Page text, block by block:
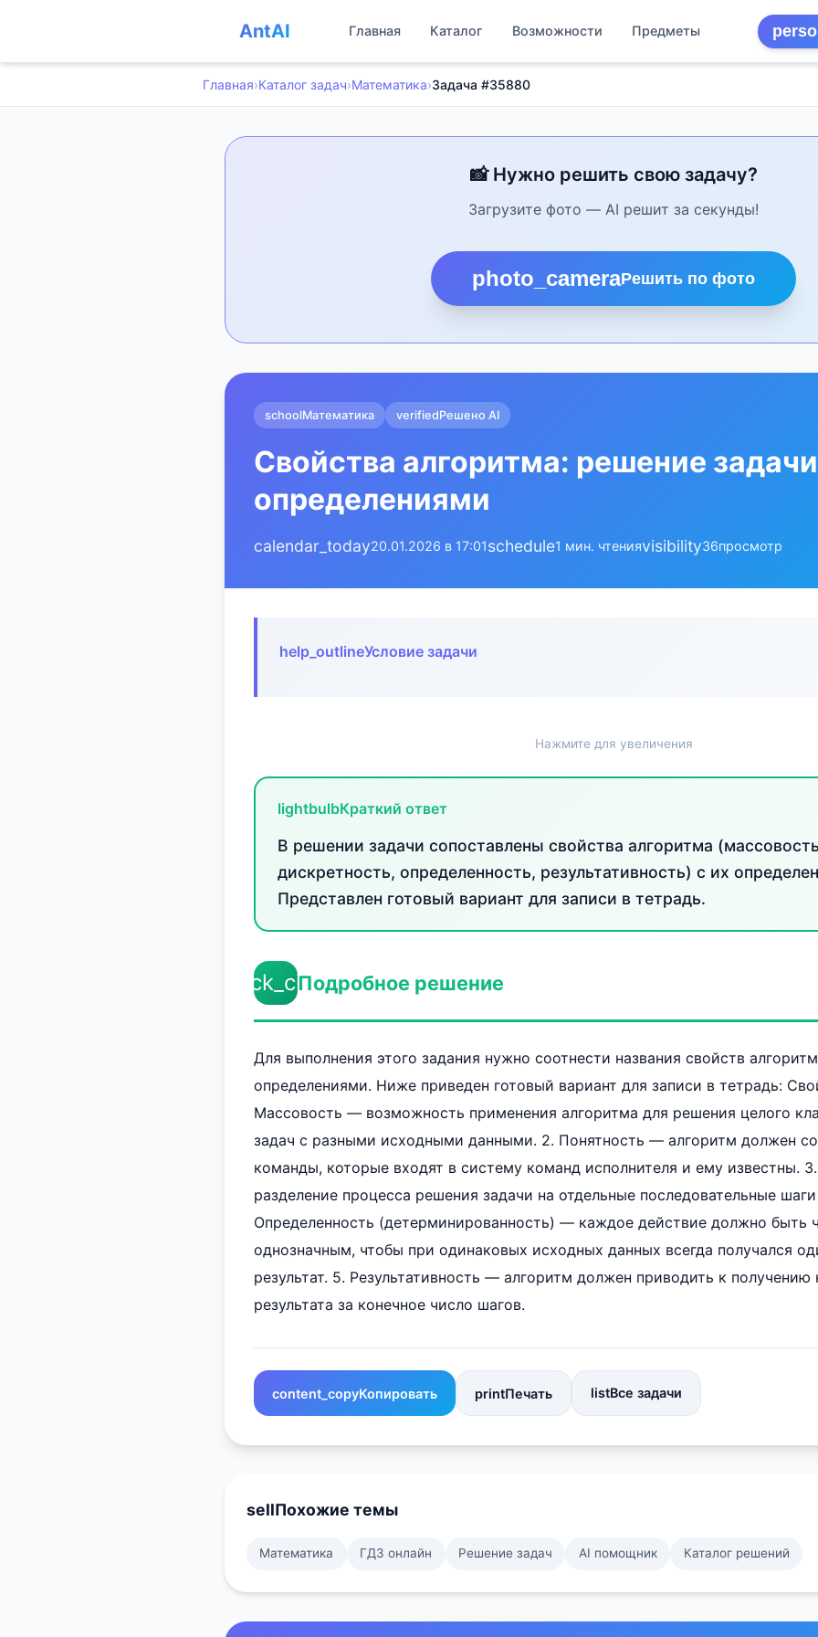
AntAI Главная Каталог Возможности Предметы
Главная›Каталог задач›Математика›Задача #35880
📸 Нужно решить свою задачу?
Загрузите фото — AI решит за секунды!
photo_cameraРешить по фото
schoolМатематика verifiedРешено AI
Свойства алгоритма: решение
определениями
calendar_today20.01.2026 в 17:01schedule1 мин. чтенияvisibility36просмотр
help_outlineУсловие задачи
Нажмите для увеличения
lightbulbКраткий ответ
В решении задачи сопоставлены свойства алгоритма
дискретность, определенность, результативность) с их
Представлен готовый вариант для записи в тетрадь.
check_circleПодробное решение
Для выполнения этого задания нужно соотнести названия свойств
определениями. Ниже приведен готовый вариант для записи в тетрадь:
Массовость — возможность применения алгоритма для решения целого
задач с разными исходными данными. 2. Понятность — алгоритм должен
команды, которые входят в систему команд исполнителя и ему известны.
разделение процесса решения задачи на отдельные последовательные
Определенность (детерминированность) — каждое действие должно быть
однозначным, чтобы при одинаковых исходных данных всегда получался
результат. 5. Результативность — алгоритм должен приводить к получению
результата за конечное число шагов.
content_copyКопировать printПечать listВсе задачи
sellПохожие темы
Математика ГДЗ онлайн Решение задач AI помощник Каталог решений